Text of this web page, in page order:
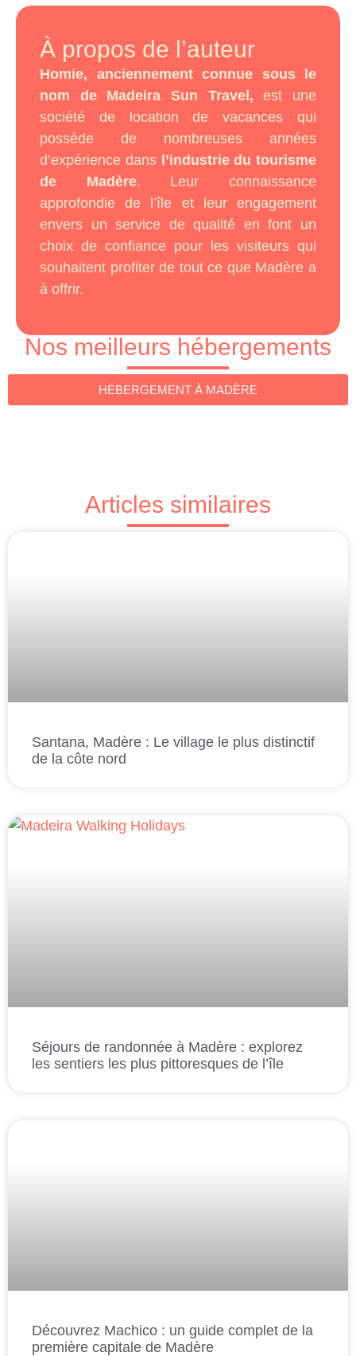
À propos de l’auteur
Homie, anciennement connue sous le
nom de Madeira Sun Travel, est une
société de location de vacances qui
possède de nombreuses années
d’expérience dans l’industrie du tourisme
de Madère. Leur connaissance
approfondie de l’île et leur engagement
envers un service de qualité en font un
choix de confiance pour les visiteurs qui
souhaitent profiter de tout ce que Madère a
à offrir.
Nos meilleurs hébergements
HÉBERGEMENT À MADÈRE
Articles similaires
Santana, Madère : Le village le plus distinctif
de la côte nord
Séjours de randonnée à Madère : explorez
les sentiers les plus pittoresques de l’île
Découvrez Machico : un guide complet de la
première capitale de Madère